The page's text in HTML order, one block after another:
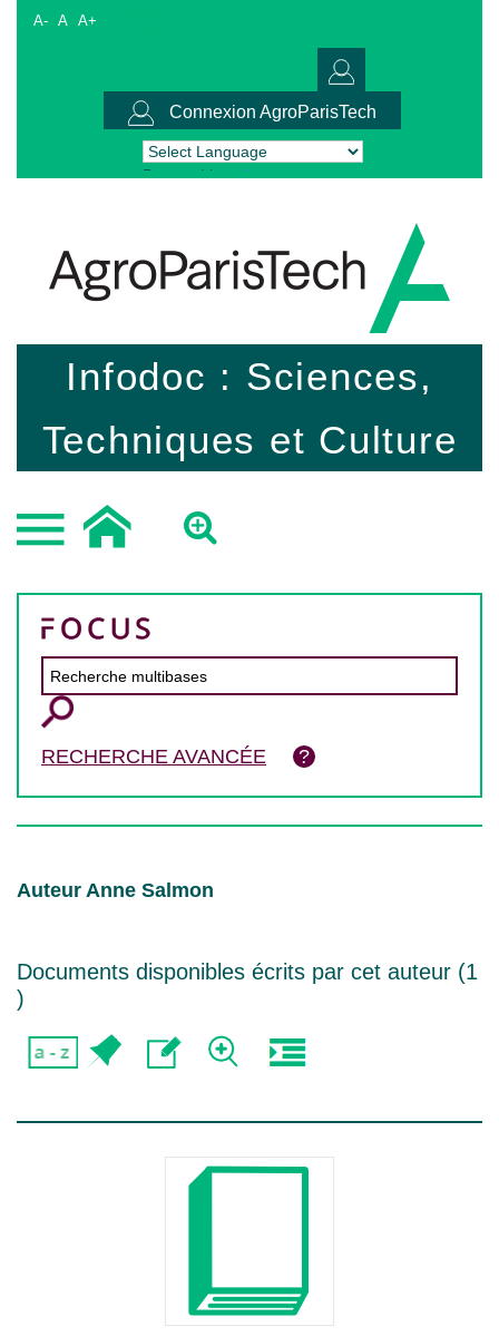
A- A A+
Connexion AgroParisTech
Powered by Translate
Infodoc : Sciences,
Techniques et Culture
RECHERCHE AVANCÉE
Auteur Anne Salmon
Documents disponibles écrits par cet auteur (1
)